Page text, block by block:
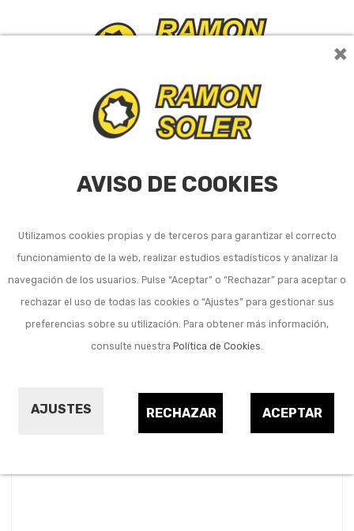
×
AVISO DE COOKIES
Utilizamos cookies propias y de terceros para garantizar el correcto
funcionamiento de la web, realizar estudios estadísticos y analizar la
navegación de los usuarios. Pulse “Aceptar” o “Rechazar” para aceptar o
rechazar el uso de todas las cookies o “Ajustes” para gestionar sus
preferencias sobre su utilización. Para obtener más información,
consulte nuestra Política de Cookies.
AJUSTES ACEPTAR
RECHAZAR
Motoazadas,
motocultores y aperos
Ordenar por: